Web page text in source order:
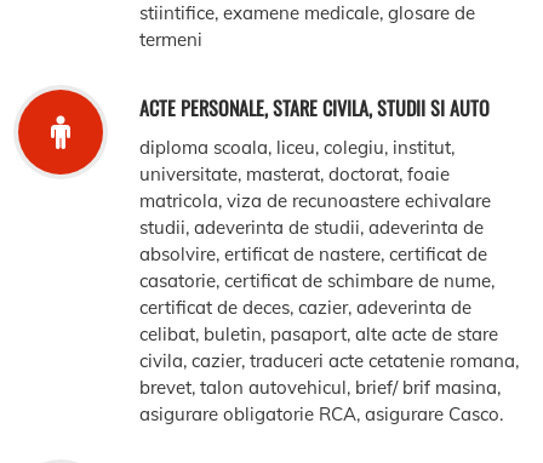
stiintifice, examene medicale, glosare de
termeni
ACTE PERSONALE, STARE CIVILA, STUDII SI AUTO
diploma scoala, liceu, colegiu, institut,
universitate, masterat, doctorat, foaie
matricola, viza de recunoastere echivalare
studii, adeverinta de studii, adeverinta de
absolvire, ertificat de nastere, certificat de
casatorie, certificat de schimbare de nume,
certificat de deces, cazier, adeverinta de
celibat, buletin, pasaport, alte acte de stare
civila, cazier, traduceri acte cetatenie romana,
brevet, talon autovehicul, brief/ brif masina,
asigurare obligatorie RCA, asigurare Casco.